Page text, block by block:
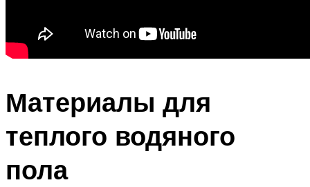
Материалы для
теплого водяного
пола